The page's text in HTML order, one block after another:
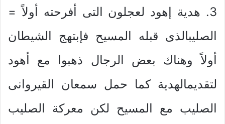
3. هدية إهود لعجلون التى أفرحته أولاً =
الصليبالذى قبله المسيح فإبتهج الشيطان
أولاً وهناك بعض الرجال ذهبوا مع أهود
لتقديمالهدية كما حمل سمعان القيروانى
الصليب مع المسيح لكن معركة الصليب